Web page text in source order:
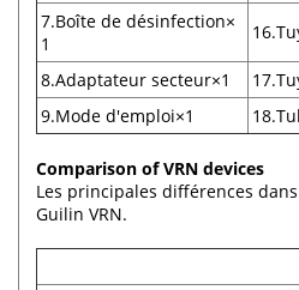
7.Boîte de désinfection×
1
8.Adaptateur secteur×1
9.Mode d'emploi×1
Comparison of VRN devices
Les principales différences
Guilin VRN.